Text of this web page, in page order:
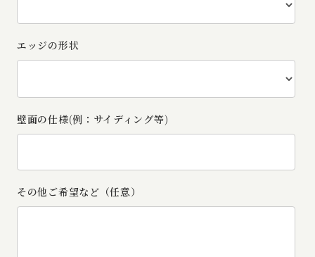
エッジの形状
壁面の仕様(例：サイディング等)
その他ご希望など（任意）